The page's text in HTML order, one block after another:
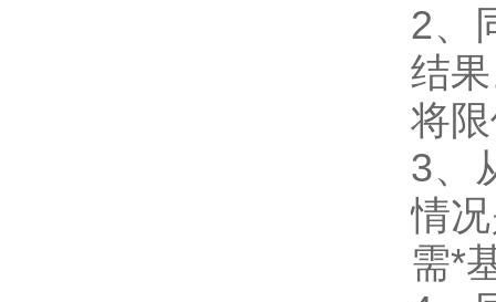
2、
结
将
3、
情
需*